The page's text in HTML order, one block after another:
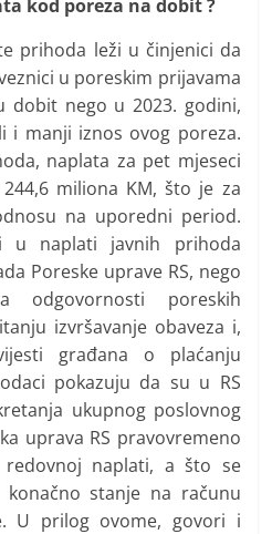
kod poreza na dobit ?
prihoda leži u činjenici da
u poreskim prijavama
dobit nego u 2023. godini,
i manji iznos ovog poreza.
naplata za pet mjeseci
miliona KM, što je za
na uporedni period.
u naplati javnih prihoda
Poreske uprave RS, nego
odgovornosti poreskih
izvršavanje obaveza i,
građana o plaćanju
pokazuju da su u RS
ukupnog poslovnog
uprava RS pravovremeno
naplati, a što se
stanje na računu
U prilog ovome, govori i